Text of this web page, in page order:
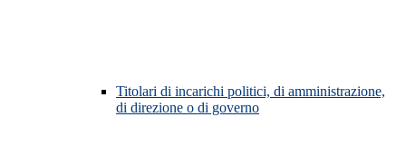
Titolari di incarichi politici, di amministrazione,
di direzione o di governo